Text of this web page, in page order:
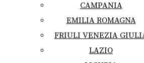
CAMPANIA
EMILIA ROMAGNA
FRIULI VENEZIA
LAZIO